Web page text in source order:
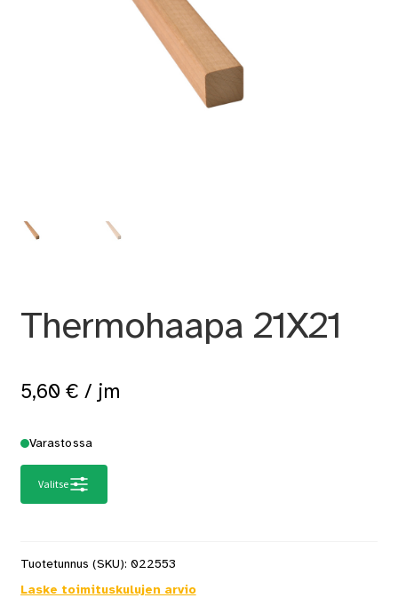
Thermohaapa 21X21
5,60 € / jm
Varastossa
Valitse
Tuotetunnus (SKU): 022553
Laske toimituskulujen arvio